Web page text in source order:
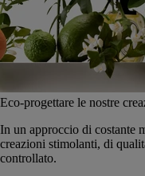
Eco-progettare le nostre
In un approccio di costante
creazioni stimolanti, di
controllato.